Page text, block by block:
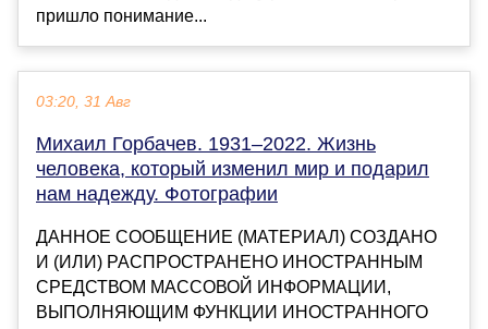
пришло понимание...
03:20, 31 Авг
Михаил Горбачев. 1931–2022. Жизнь
человека, который изменил мир и подарил
нам надежду. Фотографии
ДАННОЕ СООБЩЕНИЕ (МАТЕРИАЛ) СОЗДАНО
И (ИЛИ) РАСПРОСТРАНЕНО ИНОСТРАННЫМ
СРЕДСТВОМ МАССОВОЙ ИНФОРМАЦИИ,
ВЫПОЛНЯЮЩИМ ФУНКЦИИ ИНОСТРАННОГО